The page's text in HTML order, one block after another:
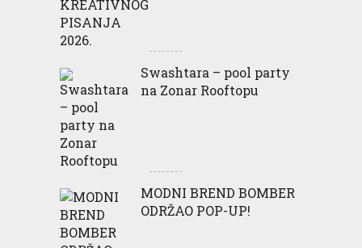
Swashtara – pool party
na Zonar Rooftopu
MODNI BREND BOMBER
ODRŽAO POP-UP!